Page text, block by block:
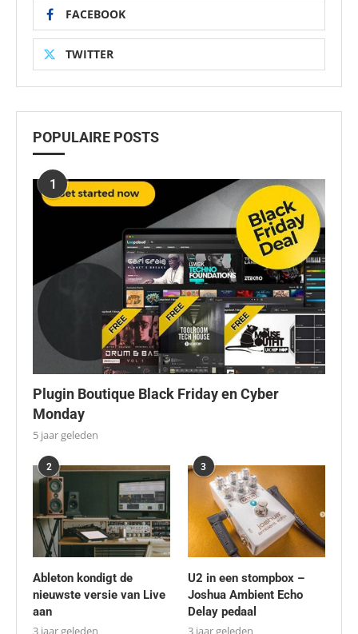
FACEBOOK
TWITTER
POPULAIRE POSTS
1
Plugin Boutique Black Friday en Cyber
Monday
5 jaar geleden
2
Ableton kondigt de
nieuwste versie van Live
aan
3 jaar geleden
3
U2 in een stompbox –
Joshua Ambient Echo
Delay pedaal
3 jaar geleden